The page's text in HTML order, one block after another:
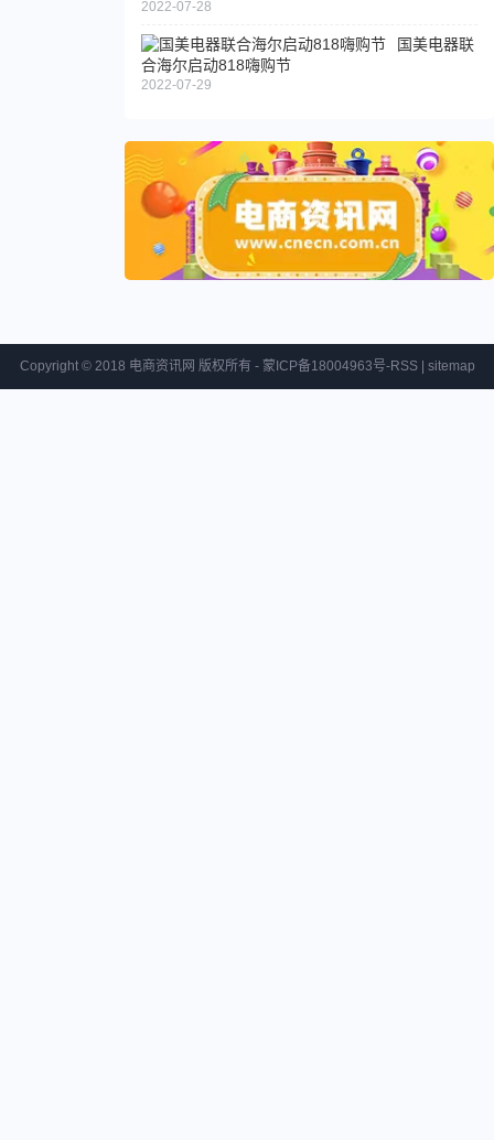
2022-07-28
国美电器联
合海尔启动818嗨购节
2022-07-29
Copyright © 2018 电商资讯网 版权所有 - 蒙ICP备18004963号-RSS| sitemap